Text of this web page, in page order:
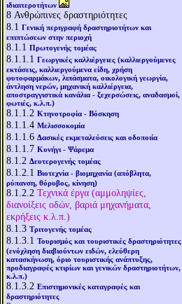
ιδιαιτεροτήτων
8 Ανθρώπινες δραστηριότητες
8.1 Γενική περιγραφή δραστηριοτήτων και
επιπτώσεων στην περιοχή
8.1.1 Πρωτογενής τομέας
8.1.1.1 Γεωργικές καλλιέργειες (καλλιεργούμενες
εκτάσεις, καλλιεργούμενα είδη, χρήση
φυτοφαρμάκων, λιπάσματα, οικολογική γεωργία,
άντληση νερών, μηχανική καλλιέργεια,
αποστραγγιστικά κανάλια - ξεχερσώσεις, αναδασμοί,
φωτιές, κ.λ.π.)
8.1.1.2 Κτηνοτροφία - Βόσκηση
8.1.1.4 Μελισσοκομία
8.1.1.6 Δασικές εκμεταλεύσεις και οδοποιία
8.1.1.7 Κυνήγι - Ψάρεμα
8.1.2 Δευτερογενής τομέας
8.1.2.1 Βιοτεχνία - βιομηχανία (απόβλητα,
ρύπανση, θόρυβος, κίνηση)
8.1.2.2 Τεχνικά έργα (αμμοληψίες,
διανοίξεις οδών, βαριά μηχανήματα,
εκρήξεις κ.λ.π.)
8.1.3 Τριτογενής τομέας
8.1.3.1 Τουρισμός και τουριστικές δραστηριότητες
(ενόχληση διαβιούντων ειδών, ελεύθερη
κατασκήνωση, όριο τουριστικής ανάπτυξης,
προδιαγραφές κτιρίων και γενικών δραστηριοτήτων,
κ.λ.π.)
8.1.3.2 Επιστημονικές καταγραφές και
δραστηριότητες